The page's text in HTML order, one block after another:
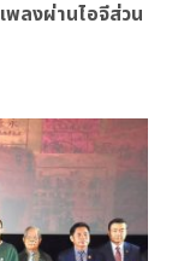
พลงผ่านไอจีส่วน